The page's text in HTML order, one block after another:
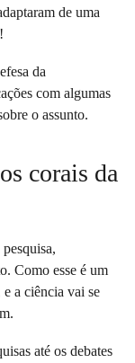
de uma
da
com algumas
o assunto.
corais da
Como esse é um
a ciência vai se
até os debates